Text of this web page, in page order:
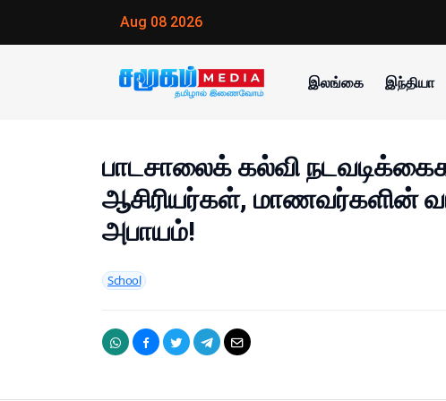
Aug 08 2026
இலங்கை இந்தியா
பாடசாலைக் கல்வி
ஆசிரியர்கள், மாணவர்களின்
அபாயம்!
School